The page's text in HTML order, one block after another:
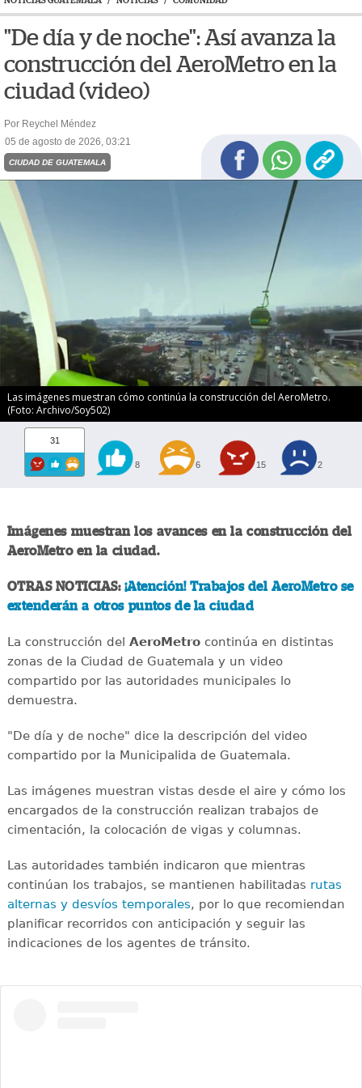
"De día y de noche": Así avanza la
construcción del AeroMetro en la
ciudad (video)
Por Reychel Méndez
05 de agosto de 2026, 03:21
CIUDAD DE GUATEMALA
Las imágenes muestran cómo continúa la construcción del AeroMetro.
(Foto: Archivo/Soy502)
31
8 6 15 2
Imágenes muestran los avances en la construcción del
AeroMetro en la ciudad.
OTRAS NOTICIAS: ¡Atención! Trabajos del AeroMetro se
extenderán a otros puntos de la ciudad
La construcción del AeroMetrocontinúa en distintas
zonas de la Ciudad de Guatemala y un video
compartido por las autoridades municipales lo
demuestra.
"De día y de noche" dice la descripción del video
compartido por la Municipalida de Guatemala.
Las imágenes muestran vistas desde el aire y cómo los
encargados de la construcción realizan trabajos de
cimentación, la colocación de vigas y columnas.
Las autoridades también indicaron que mientras
continúan los trabajos, se mantienen habilitadas rutas
alternas y desvíos temporales, por lo que recomiendan
planificar recorridos con anticipación y seguir las
indicaciones de los agentes de tránsito.